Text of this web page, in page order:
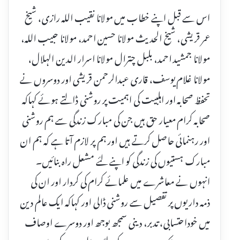
اس سے قبل اپنے خطاب میں مولانا نقیب اللہ رازی، شیخ
عمر قریشی، شیخ الحدیث مولانا حسین احمد، مولانا حبیب اللہ،
مولانا جمشید احمد، بلبل چترال مولانا اسرار الدین الہلال،
مولانا غلام یوسف، قاری عبدالرحمن قریشی اور دوسروں نے
تحفظ صحابہ اور اہلبیت کی اہمیت پر روشنی ڈالتے ہوئے کہاکہ
صحابہ کرام معیار حق ہیں جن کی مبارک زندگی سے ہم روشنی
اور رہنمائی حاصل کرتے ہیں اور ہم پر لازم آتا ہے کہ ہم ان
مبارک ہستیوں کی زندگی کو اپنے لئے مشعل راہ بنائیں۔
انہوں نے معاشرے میں علمائے کرام کی کردار اور ان کی
ذمہ داریوں پر تفصیل سے روشنی ڈالی اور کہاکہ ایک عالم دین
میں خوداحتسابی، تدبر، دینی سمجھ بوجھ اور دوسرے اوصاف